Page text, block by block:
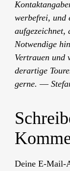
Kontaktangabe
werbefrei, und
aufgezeichnet,
Notwendige
Vertrauen und
derartige
gerne.—
Deine E-Mail-